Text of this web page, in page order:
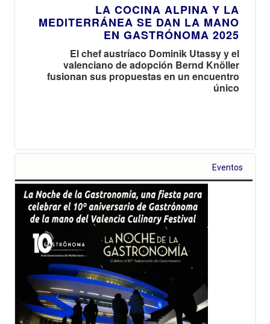
LA COCINA ALPINA Y LA
MEDITERRÁNEA SE DAN LA MANO
EN GASTRÓNOMA 2025
El chef austríaco Dominik Utassy y el
valenciano de adopción Bernd Knöller
fusionan sus propuestas en un encuentro
único
Eventos